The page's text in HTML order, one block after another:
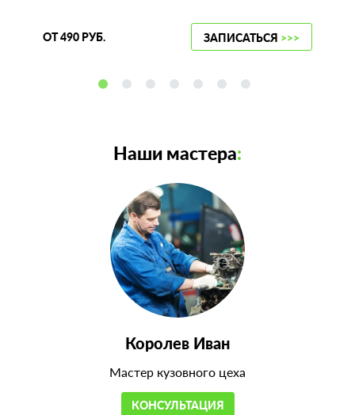
ОТ 490 РУБ. ЗАПИСАТЬСЯ >>>
Наши мастера:
Королев Иван
Мастер кузовного цеха
КОНСУЛЬТАЦИЯ